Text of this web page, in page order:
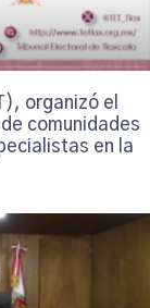
organizó el
comunidades
en la